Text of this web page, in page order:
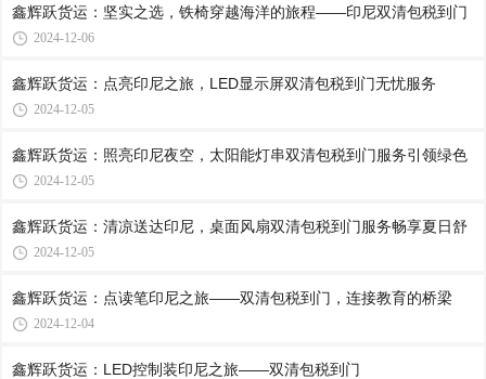
鑫辉跃货运：坚实之选，铁椅穿越海洋的旅程——印尼双清包税到门
2024-12-06
鑫辉跃货运：点亮印尼之旅，LED显示屏双清包税到门无忧服务
2024-12-05
鑫辉跃货运：照亮印尼夜空，太阳能灯串双清包税到门服务引领绿色
2024-12-05
鑫辉跃货运：清凉送达印尼，桌面风扇双清包税到门服务畅享夏日舒
2024-12-05
鑫辉跃货运：点读笔印尼之旅——双清包税到门，连接教育的桥梁
2024-12-04
鑫辉跃货运：LED控制装印尼之旅——双清包税到门